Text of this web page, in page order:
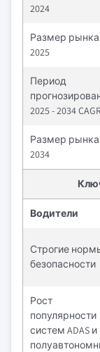
2024
Размер рынка
2025
Период
2025 - 2034
Размер рынка
2034
Водители
Строгие
безопасности
Рост
популярности
систем ADAS и